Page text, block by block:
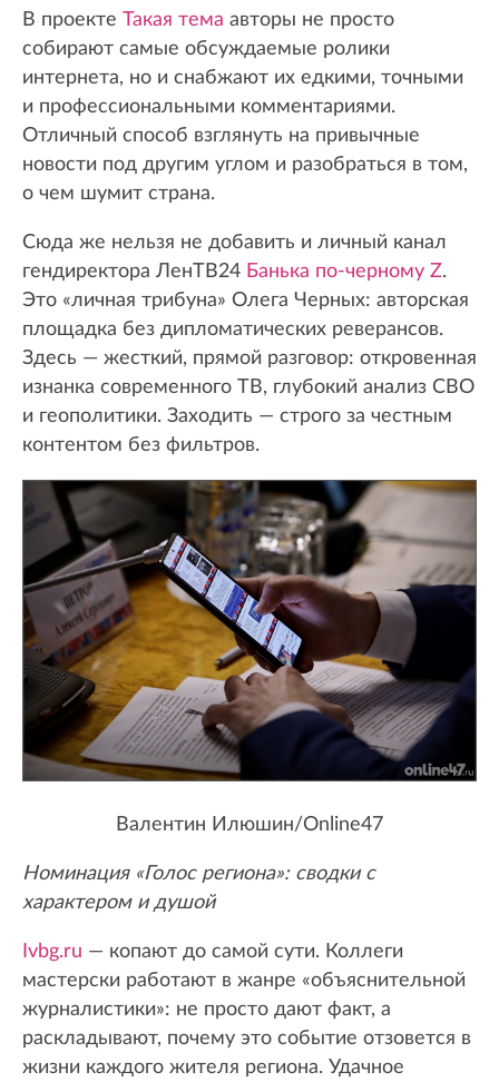
В проекте Такая тема авторы не просто
собирают самые обсуждаемые ролики
интернета, но и снабжают их едкими, точными
и профессиональными комментариями.
Отличный способ взглянуть на привычные
новости под другим углом и разобраться в том,
о чем шумит страна.
Сюда же нельзя не добавить и личный канал
гендиректора ЛенТВ24 Банька по-черному Z.
Это «личная трибуна» Олега Черных: авторская
площадка без дипломатических реверансов.
Здесь — жесткий, прямой разговор: откровенная
изнанка современного ТВ, глубокий анализ СВО
и геополитики. Заходить — строго за честным
контентом без фильтров.
Валентин Илюшин/Online47
Номинация «Голос региона»: сводки с
характером и душой
Ivbg.ru — копают до самой сути. Коллеги
мастерски работают в жанре «объяснительной
журналистики»: не просто дают факт, а
раскладывают, почему это событие отзовется в
жизни каждого жителя региона. Удачное